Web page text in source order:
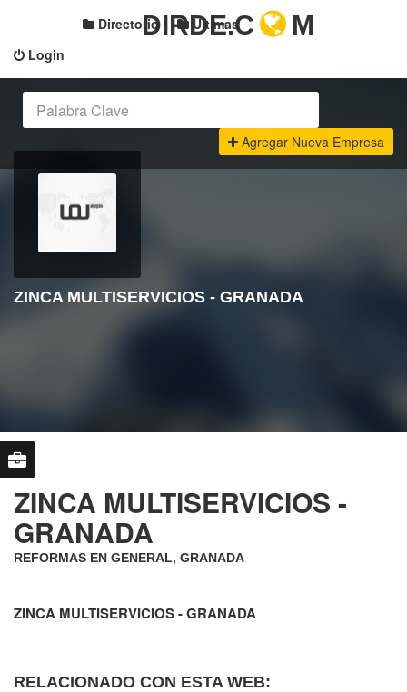
Login
Directorio Últimas
DIRDE.C M
Agregar Nueva Empresa
ZINCA MULTISERVICIOS - GRANADA
ZINCA MULTISERVICIOS -
GRANADA
REFORMAS EN GENERAL, GRANADA
ZINCA MULTISERVICIOS - GRANADA
RELACIONADO CON ESTA WEB: